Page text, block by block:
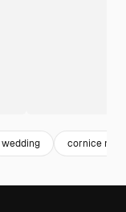
wedding cornice